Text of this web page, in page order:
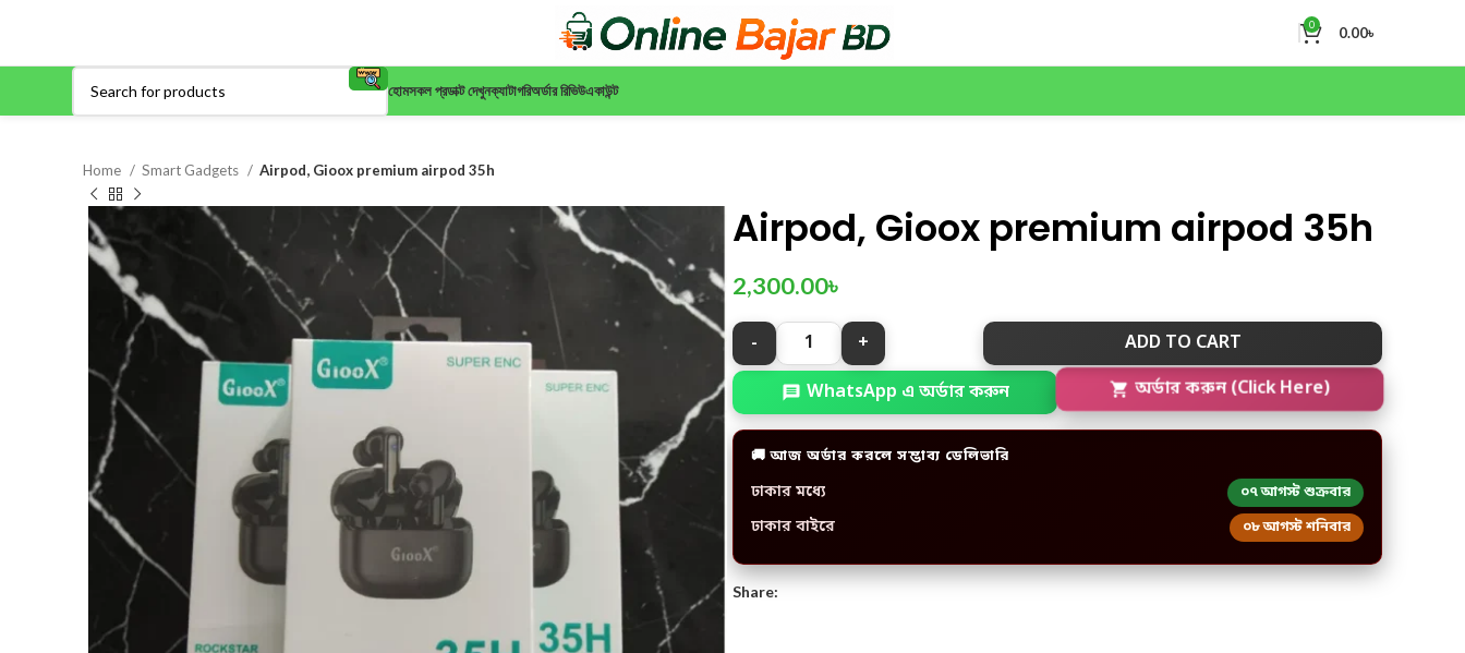
0 0.00৳
হোমসকল প্রডাক্ট দেখুনক্যাটাগরিঅর্ডার রিভিউএকাউন্ট
Home Smart Gadgets Airpod, Gioox premium airpod 35h
Airpod, Gioox premium airpod 35h
2,300.00৳
ADD TO CART
WhatsApp এ অর্ডার করুন অর্ডার করুন (Click Here)
🚚 আজ অর্ডার করলে সম্ভাব্য ডেলিভারি
ঢাকার মধ্যে ০৭ আগস্ট শুক্রবার
ঢাকার বাইরে ০৮ আগস্ট শনিবার
Share: